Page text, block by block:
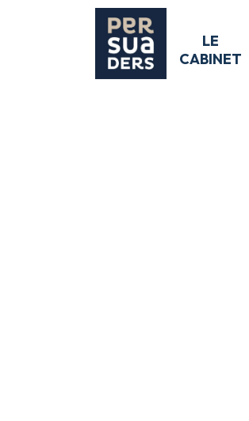
LE
CABINET